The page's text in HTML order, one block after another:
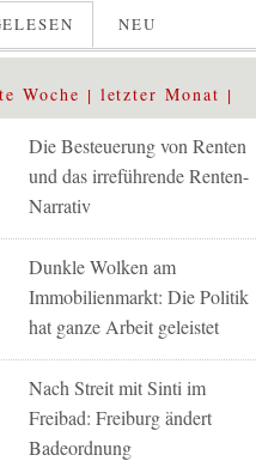
NEU
Woche letzter Monat
Die Besteuerung von Renten
und das irreführende Renten-
Narrativ
Dunkle Wolken am
Immobilienmarkt: Die Politik
hat ganze Arbeit geleistet
Nach Streit mit Sinti im
Freibad: Freiburg ändert
Badeordnung